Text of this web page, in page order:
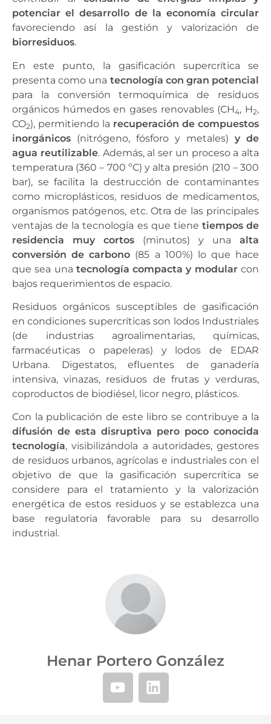
potenciar el desarrollo de la economía circular
favoreciendo así la gestión y valorización de
biorresiduos.
En este punto, la gasificación supercrítica se
presenta como una tecnología con gran potencial
para la conversión termoquímica de residuos
orgánicos húmedos en gases renovables (CH4, H2,
CO2), permitiendo la recuperación de compuestos
inorgánicos (nitrógeno, fósforo y metales) y de
agua reutilizable. Además, al ser un proceso a alta
temperatura (360 – 700 ºC) y alta presión (210 – 300
bar), se facilita la destrucción de contaminantes
como microplásticos, residuos de medicamentos,
organismos patógenos, etc. Otra de las principales
ventajas de la tecnología es que tiene tiempos de
residencia muy cortos (minutos) y una alta
conversión de carbono (85 a 100%) lo que hace
que sea una tecnología compacta y modularcon
bajos requerimientos de espacio.
Residuos orgánicos susceptibles de gasificación
en condiciones supercríticas son lodos Industriales
(de industrias agroalimentarias, químicas,
farmacéuticas o papeleras) y lodos de EDAR
Urbana. Digestatos, efluentes de ganadería
intensiva, vinazas, residuos de frutas y verduras,
coproductos de biodiésel, licor negro, plásticos.
Con la publicación de este libro se contribuye a la
difusión de esta disruptiva pero poco conocida
tecnología, visibilizándola a autoridades, gestores
de residuos urbanos, agrícolas e industriales con el
objetivo de que la gasificación supercrítica se
considere para el tratamiento y la valorización
energética de estos residuos y se establezca una
base regulatoria favorable para su desarrollo
industrial.
Henar Portero González